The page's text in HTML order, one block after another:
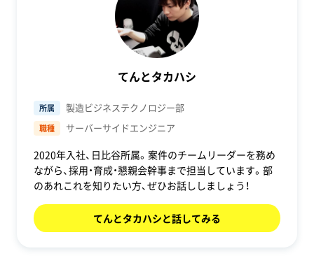
てんとタカハシ
所属 製造ビジネステクノロジー部
職種 サーバーサイドエンジニア
2020年入社、日比谷所属。案件のチームリーダーを務め
ながら、採用・育成・懇親会幹事まで担当しています。部
のあれこれを知りたい方、ぜひお話ししましょう！
てんとタカハシと話してみる